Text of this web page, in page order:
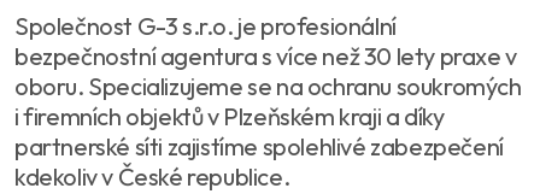
Společnost G-3 s.r.o. je profesionální
bezpečnostní agentura s více než 30 lety praxe v
oboru. Specializujeme se na ochranu soukromých
i firemních objektů v Plzeňském kraji a díky
partnerské síti zajistíme spolehlivé zabezpečení
kdekoliv v České republice.